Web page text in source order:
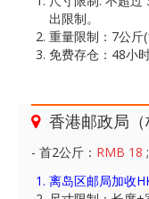
出限制。
重量限制：7公斤
免费存仓：48小
香港邮政局（
- 首2公斤： RMB 18
离岛区邮局加收